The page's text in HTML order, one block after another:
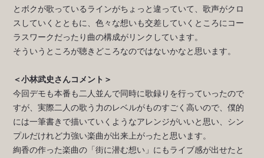
とボクが歌っているラインがちょっと違っていて、歌声がクロ
スしていくとともに、色々な想いも交差していくところにコー
ラスワークだったり曲の構成がリンクしています。
そういうところが聴きどころなのではないかなと思います。
＜小林武史さんコメント＞
今回デモも本番も二人並んで同時に歌録りを行っていったので
すが、実際二人の歌う力のレベルがものすごく高いので、僕的
には一筆書きで描いていくようなアレンジがいいと思い、シン
プルだけれど力強い楽曲が出来上がったと思います。
絢香の作った楽曲の「街に潜む想い」にもライブ感が出せたと